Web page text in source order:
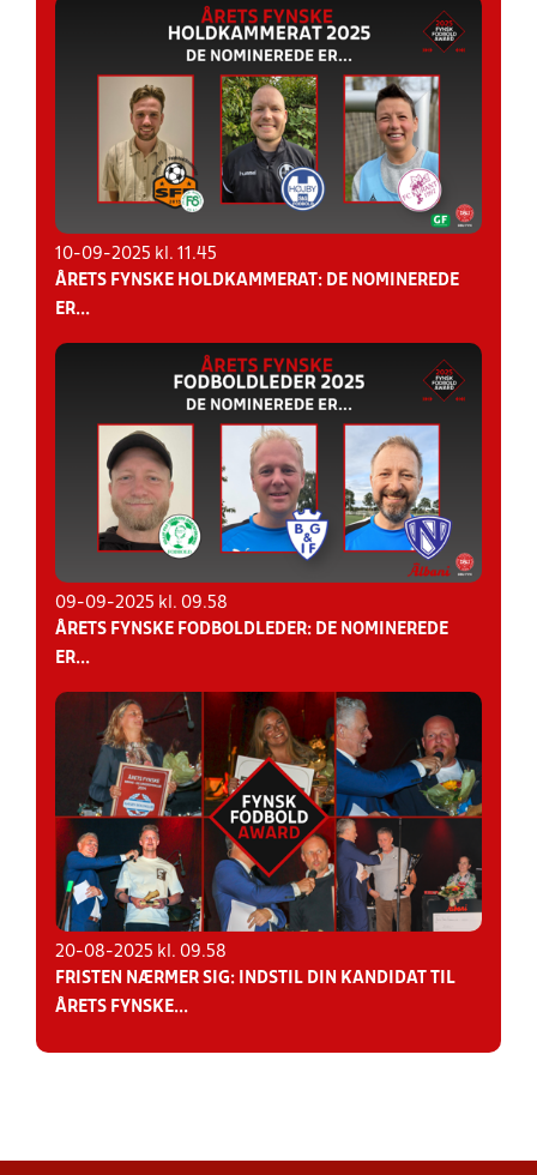
10-09-2025 kl. 11.45
ÅRETS FYNSKE HOLDKAMMERAT: DE NOMINEREDE
ER...
09-09-2025 kl. 09.58
ÅRETS FYNSKE FODBOLDLEDER: DE NOMINEREDE
ER...
20-08-2025 kl. 09.58
FRISTEN NÆRMER SIG: INDSTIL DIN KANDIDAT TIL
ÅRETS FYNSKE...